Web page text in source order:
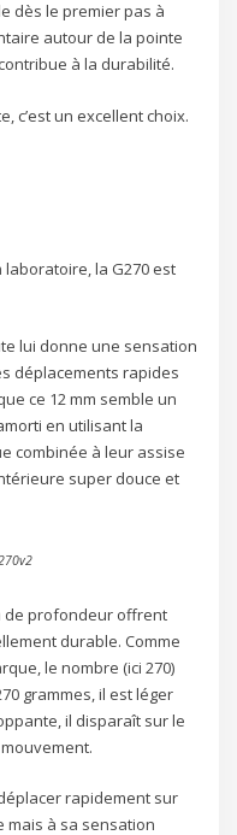
dès le premier pas à
autour de la pointe
à la durabilité.
c’est un excellent choix.
la G270 est
lui donne une sensation
déplacements rapides
ce 12 mm semble un
en utilisant la
combinée à leur assise
super douce et
de profondeur offrent
durable. Comme
le nombre (ici 270)
grammes, il est léger
il disparaît sur le
rapidement sur
mais à sa sensation